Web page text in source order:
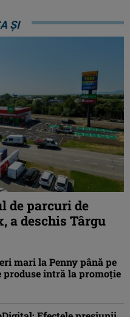
ȘI
de parcuri de
a deschis Târgu
mari la Penny până pe
produse intră la promoție